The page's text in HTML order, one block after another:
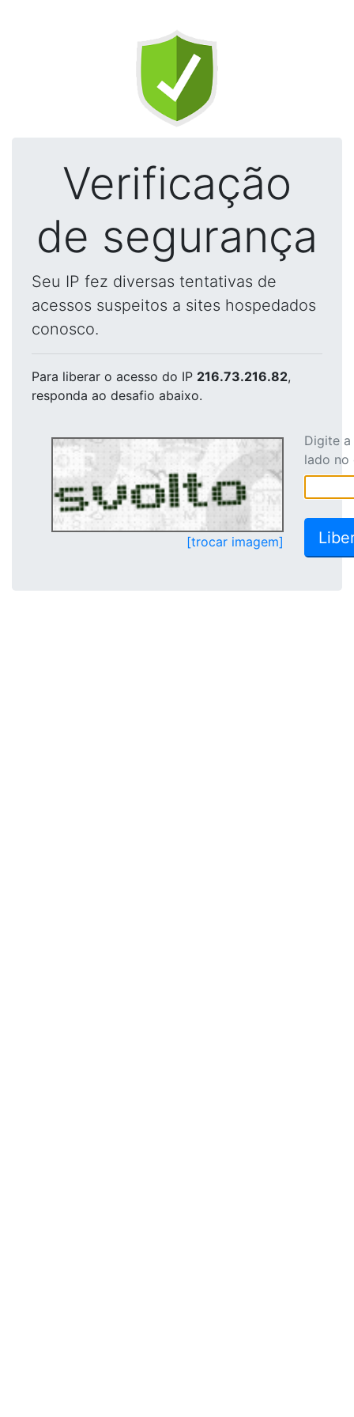
Verificação
de segurança
Seu IP fez diversas tentativas de
acessos suspeitos a sites hospedados
conosco.
Para liberar o acesso do IP 216.73.216.82,
responda ao desafio abaixo.
[trocar imagem]
Digite
lado no